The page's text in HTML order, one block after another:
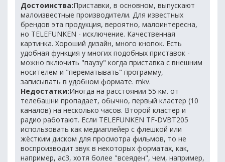
Достоинства:Приставки, в основном, выпускают
малоизвестные производители. Для известных
брендов эта продукция, вероятно, малоинтересна,
но TELEFUNKEN - исключение. Качественная
картинка. Хороший дизайн, много кнопок. Есть
удобная функция у многих подобных приставок -
можно включить "паузу" когда приставка с внешним
носителем и "перематывать" программу,
записывать в удобном формате. mkv.
Недостатки:Иногда на расстоянии 55 км. от
телебашни пропадает, обычно, первый кластер (10
каналов) на несколько часов. Второй кластер и
радио работают. Если TELEFUNKEN TF-DVBT205
использовать как медиаплейер с флешкой или
жёстким диском для просмотра фильмов, то не
воспроизводит звук в некоторых форматах, как,
например, ac3, хотя более "всеяден", чем, например,